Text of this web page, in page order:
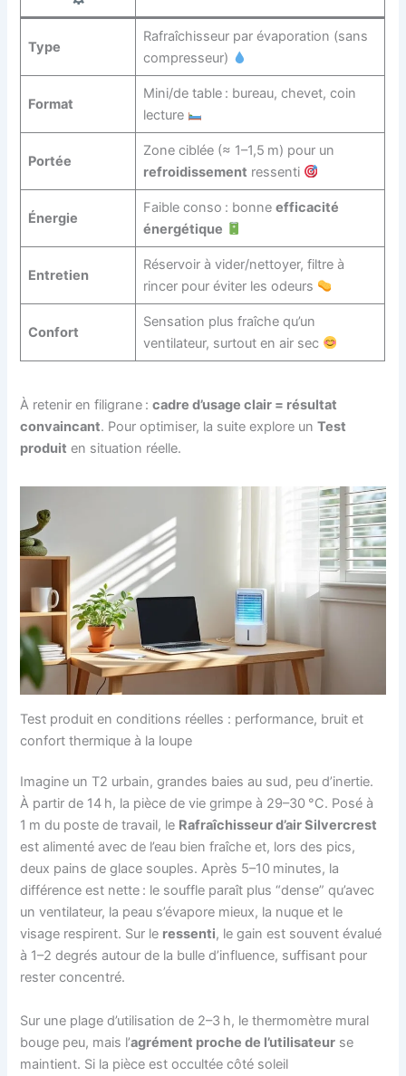
Type
Rafraîchisseur par évaporation (sans
compresseur)
Format
Mini/de table : bureau, chevet, coin
lecture
Portée
Zone ciblée (≈ 1–1,5 m) pour un
refroidissement ressenti
Énergie
Faible conso : bonne efficacité
énergétique
Entretien
Réservoir à vider/nettoyer, filtre à
rincer pour éviter les odeurs
Confort
Sensation plus fraîche qu’un
ventilateur, surtout en air sec
À retenir en filigrane :cadre d’usage clair = résultat
convaincant. Pour optimiser, la suite explore unTest
produit en situation réelle.
Test produit en conditions réelles : performance, bruit et
confort thermique à la loupe
Imagine un T2 urbain, grandes baies au sud, peu d’inertie.
À partir de 14 h, la pièce de vie grimpe à 29–30 °C. Posé à
1 m du poste de travail, le Rafraîchisseur d’air Silvercrest
est alimenté avec de l’eau bien fraîche et, lors des pics,
deux pains de glace souples. Après 5–10 minutes, la
différence est nette : le souffle paraît plus “dense” qu’avec
un ventilateur, la peau s’évapore mieux, la nuque et le
visage respirent. Sur le ressenti, le gain est souvent évalué
à 1–2 degrés autour de la bulle d’influence, suffisant pour
rester concentré.
Sur une plage d’utilisation de 2–3 h, le thermomètre mural
bouge peu, mais l’agrément proche de l’utilisateur se
maintient. Si la pièce est occultée côté soleil